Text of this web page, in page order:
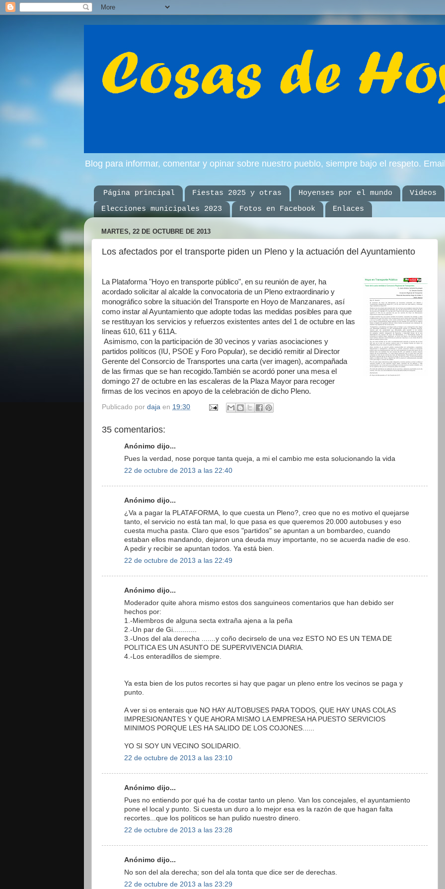
Blog para informar, comentar y opinar sobre nuestro pueblo, siempre bajo el respeto.
Página principal Fiestas 2025 y otras Hoyenses por el mundo
Videos
Elecciones municipales 2023
Fotos en Facebook Enlaces
MARTES, 22 DE OCTUBRE DE 2013
Los afectados por el transporte piden un Pleno y la actuación del Ayuntamiento
La Plataforma "Hoyo en transporte público", en su reunión de ayer, ha
acordado solicitar al alcalde la convocatoria de un Pleno extraordinario y
monográfico sobre la situación del Transporte en Hoyo de Manzanares, así
como instar al Ayuntamiento que adopte todas las medidas posibles para que
se restituyan los servicios y refuerzos existentes antes del 1 de octubre en las
líneas 610, 611 y 611A.
Asimismo, con la participación de 30 vecinos y varias asociaciones y
partidos políticos (IU, PSOE y Foro Popular), se decidió remitir al Director
Gerente del Consorcio de Transportes una carta (ver imagen), acompañada
de las firmas que se han recogido.También se acordó poner una mesa el
domingo 27 de octubre en las escaleras de la Plaza Mayor para recoger
firmas de los vecinos en apoyo de la celebración de dicho Pleno.
Publicado por daja en 19:30
35 comentarios:
Anónimo dijo...
Pues la verdad, nose porque tanta queja, a mi el cambio me esta solucionando la vida
22 de octubre de 2013 a las 22:40
Anónimo dijo...
¿Va a pagar la PLATAFORMA, lo que cuesta un Pleno?, creo que no es motivo el quejarse
tanto, el servicio no está tan mal, lo que pasa es que queremos 20.000 autobuses y eso
cuesta mucha pasta. Claro que esos "partidos" se apuntan a un bombardeo, cuando
estaban ellos mandando, dejaron una deuda muy importante, no se acuerda nadie de eso.
A pedir y recibir se apuntan todos. Ya está bien.
22 de octubre de 2013 a las 22:49
Anónimo dijo...
Moderador quite ahora mismo estos dos sanguineos comentarios que han debido ser
hechos por:
1.-Miembros de alguna secta extraña ajena a la peña
2.-Un par de Gi............
3.-Unos del ala derecha .......y coño decirselo de una vez ESTO NO ES UN TEMA DE
POLITICA ES UN ASUNTO DE SUPERVIVENCIA DIARIA.
4.-Los enteradillos de siempre.
Ya esta bien de los putos recortes si hay que pagar un pleno entre los vecinos se paga y
punto.
A ver si os enterais que NO HAY AUTOBUSES PARA TODOS, QUE HAY UNAS COLAS
IMPRESIONANTES Y QUE AHORA MISMO LA EMPRESA HA PUESTO SERVICIOS
MINIMOS PORQUE LES HA SALIDO DE LOS COJONES......
YO SI SOY UN VECINO SOLIDARIO.
22 de octubre de 2013 a las 23:10
Anónimo dijo...
Pues no entiendo por qué ha de costar tanto un pleno. Van los concejales, el ayuntamiento
pone el local y punto. Si cuesta un duro a lo mejor esa es la razón de que hagan falta
recortes...que los políticos se han pulido nuestro dinero.
22 de octubre de 2013 a las 23:28
Anónimo dijo...
No son del ala derecha; son del ala tonta que dice ser de derechas.
22 de octubre de 2013 a las 23:29